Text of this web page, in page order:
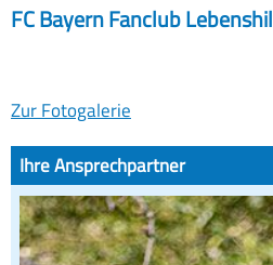
FC Bayern Fanclub
Zur Fotogalerie
Ihre Ansprechpartner